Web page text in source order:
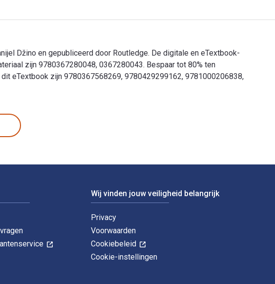
Džino en gepubliceerd door Routledge. De digitale en eTextbook-
zijn 9780367280048, 0367280043. Bespaar tot 80% ten
eTextbook zijn 9780367568269, 9780429299162, 9781000206838,
Wij vinden jouw veiligheid belangrijk
Privacy
Voorwaarden
Cookiebeleid
Cookie-instellingen